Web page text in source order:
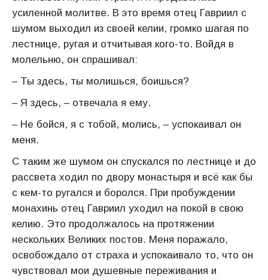
усиленной молитве. В это время отец Гавриил с
шумом выходил из своей келии, громко шагая по
лестнице, ругая и отчитывая кого-то. Войдя в
молельню, он спрашивал:
– Ты здесь, ты молишься, боишься?
– Я здесь, – отвечала я ему.
– Не бойся, я с тобой, молись, – успокаивал он
меня.
С таким же шумом он спускался по лестнице и до
рассвета ходил по двору монастыря и всё как бы
с кем-то ругался и боролся. При пробуждении
монахинь отец Гавриил уходил на покой в свою
келию. Это продолжалось на протяжении
нескольких Великих постов. Меня поражало,
освобождало от страха и успокаивало то, что он
чувствовал мои душевные переживания и